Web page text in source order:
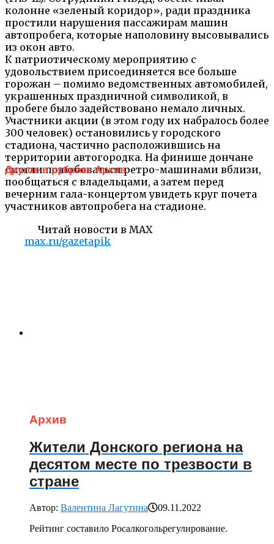
колонне «зеленый коридор», ради праздника
простили нарушения пассажирам машин
автопробега, которые наполовину высовывались
из окон авто.
К патриотическому мероприятию с
удовольствием присоединяется все больше
горожан – помимо ведомственных автомобилей,
украшенных праздничной символикой, в
пробеге было задействовано немало личных.
Участники акции (в этом году их набралось более
300 человек) остановились у городского
стадиона, частично расположившись на
территории автогородка. На финише дончане
смогли полюбоваться ретро-машинами вблизи,
пообщаться с владельцами, а затем перед
вечерним гала-концертом увидеть круг почета
участников автопробега на стадионе.
Читай новости в MAX
max.ru/gazetapik
Другое в рубрике Архив
Архив
Жители Донского региона на
десятом месте по трезвости в
стране
Автор: Валентина Лагутина
09.11.2022
Рейтинг составило Росалкогольрегулирование.